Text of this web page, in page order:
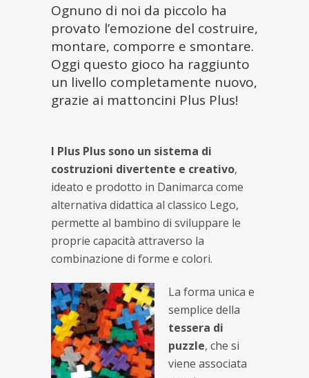
Ognuno di noi da piccolo ha
provato l’emozione del costruire,
montare, comporre e smontare.
Oggi questo gioco ha raggiunto
un livello completamente nuovo,
grazie ai mattoncini Plus Plus!
I Plus Plus sono un sistema di
costruzioni divertente e creativo,
ideato e prodotto in Danimarca come
alternativa didattica al classico Lego,
permette al bambino di sviluppare le
proprie capacità attraverso la
combinazione di forme e colori.
La forma unica e
semplice della
tessera di
puzzle, che si
viene associata